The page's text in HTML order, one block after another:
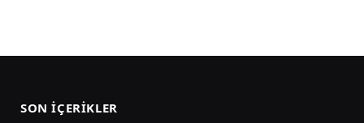
SON İÇERIKLER